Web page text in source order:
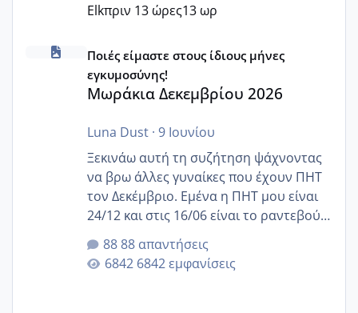
Elkπριν 13 ώρες13 ωρ
Μωράκια Δεκεμβρίου 2026
Ποιές είμαστε στους ίδιους μήνες
εγκυμοσύνης!
Μωράκια Δεκεμβρίου 2026
Luna Dust· 9 Ιουνίου
Ξεκινάω αυτή τη συζήτηση ψάχνοντας
να βρω άλλες γυναίκες που έχουν ΠΗΤ
τον Δεκέμβριο. Εμένα η ΠΗΤ μου είναι
24/12 και στις 16/06 είναι το ραντεβού
της αυχενικής διαφάνειας. Έχω αρκετό
άγχος και οι μέρες δεν φαίνεται να
περνάνε με τίποτα.
88 απαντήσεις
6842 εμφανίσεις